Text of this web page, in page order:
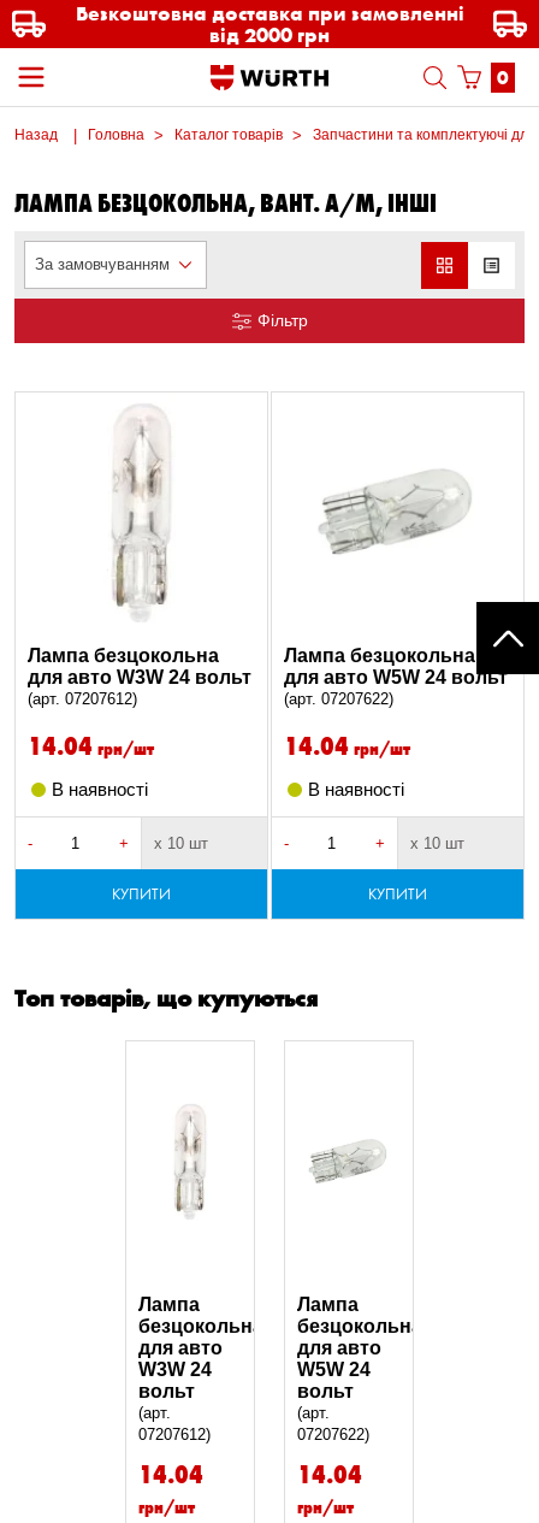
Безкоштовна доставка при замовленні
від 2000 грн
0
Назад Головна Каталог товарів Запчастини та комплектуючі для
ЛАМПА БЕЗЦОКОЛЬНА, ВАНТ. А/М, ІНШІ
За замовчуванням
Фільтр
Лампа безцокольна
для авто W3W 24 вольт
(арт. 07207612)
14.04 грн/шт
В наявності
- + х 10 шт
КУПИТИ
Лампа безцокольна
для авто W5W 24 вольт
(арт. 07207622)
14.04 грн/шт
В наявності
- + х 10 шт
КУПИТИ
Топ товарів, що купуються
Лампа
безцокольна
для авто
W3W 24
вольт
(арт.
07207612)
14.04
грн/шт
Лампа
безцокольна
для авто
W5W 24
вольт
(арт.
07207622)
14.04
грн/шт